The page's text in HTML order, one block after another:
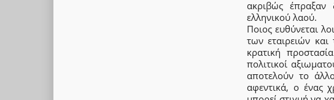
ακριβώς
ελληνικού λαού.
Ποιος ευθύνεται
των εταιρειών
κρατική
πολιτικοί
αποτελούν το
αφεντικά, ο ένας